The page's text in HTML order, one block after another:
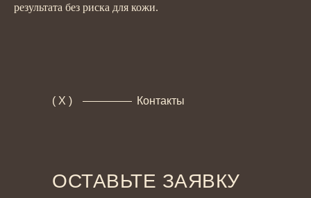
результата без риска для кожи.
( X ) Контакты
ОСТАВЬТЕ ЗАЯВКУ